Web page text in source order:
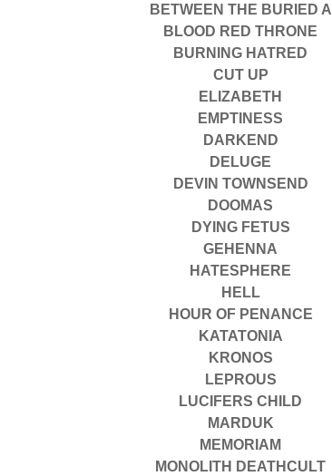
BETWEEN THE BURIED A
BLOOD RED THRONE
BURNING HATRED
CUT UP
ELIZABETH
EMPTINESS
DARKEND
DELUGE
DEVIN TOWNSEND
DOOMAS
DYING FETUS
GEHENNA
HATESPHERE
HELL
HOUR OF PENANCE
KATATONIA
KRONOS
LEPROUS
LUCIFERS CHILD
MARDUK
MEMORIAM
MONOLITH DEATHCULT